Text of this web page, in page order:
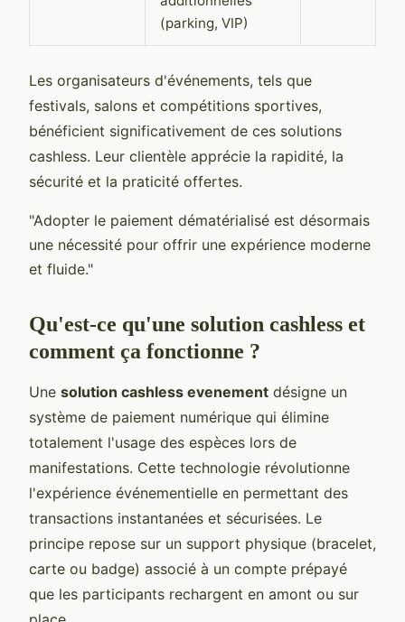
(parking, VIP)
Les organisateurs d'événements, tels que
festivals, salons et compétitions sportives,
bénéficient significativement de ces solutions
cashless. Leur clientèle apprécie la rapidité, la
sécurité et la praticité offertes.
"Adopter le paiement dématérialisé est désormais
une nécessité pour offrir une expérience moderne
et fluide."
Qu'est-ce qu'une solution cashless et
comment ça fonctionne ?
Une solution cashless evenement désigne un
système de paiement numérique qui élimine
totalement l'usage des espèces lors de
manifestations. Cette technologie révolutionne
l'expérience événementielle en permettant des
transactions instantanées et sécurisées. Le
principe repose sur un support physique (bracelet,
carte ou badge) associé à un compte prépayé
que les participants rechargent en amont ou sur